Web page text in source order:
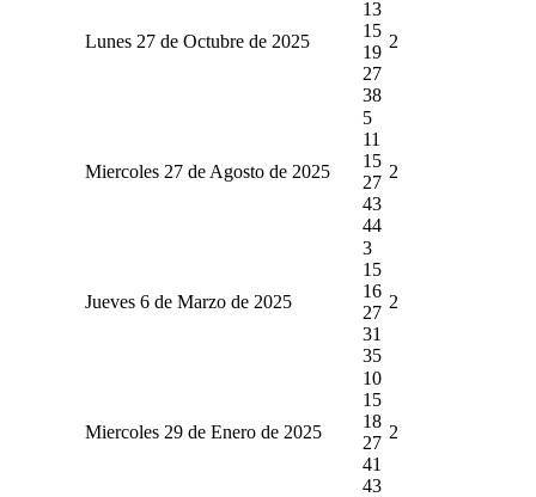
Lunes 27 de Octubre de 2025
13
15
19
27
38
2
Miercoles 27 de Agosto de 2025
5
11
15
27
43
44
2
Jueves 6 de Marzo de 2025
3
15
16
27
31
35
2
Miercoles 29 de Enero de 2025
10
15
18
27
41
43
2